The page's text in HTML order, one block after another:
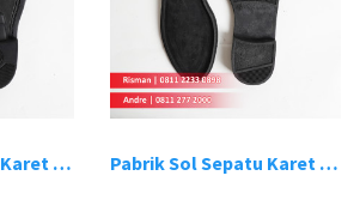
Pabrik Sol Sepatu Karet Bandung 3 Pabrik Sol Sepatu Karet Bandung 4